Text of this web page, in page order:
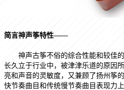
简言神声筝特性——
神声古筝不俗的综合性能和较佳
长久立于行业中，被津津乐道的原因
亮和声音的灵敏度，又兼顾了扬州筝
快节奏曲目和传统慢节奏曲目表现力